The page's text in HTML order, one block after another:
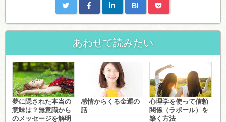
B!
あわせて読みたい
夢に隠された本当の
意味は？無意識から
のメッセージを解明
感情からくる金運の
話
心理学を使って信頼
関係（ラポール）を
築く方法